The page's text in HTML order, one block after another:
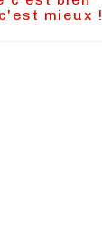
mieux !